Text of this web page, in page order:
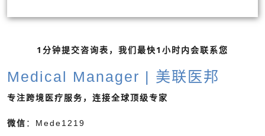
1分钟提交咨询表，我们最快1小时内会联系您
Medical Manager | 美联医邦
专注跨境医疗服务，连接全球顶级专家
微信 ：Mede1219